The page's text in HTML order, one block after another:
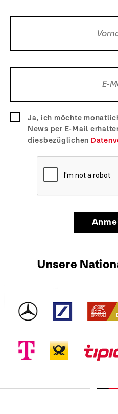
Ja, ich möchte
News per E-Mail
diesbezüglichen
Unsere